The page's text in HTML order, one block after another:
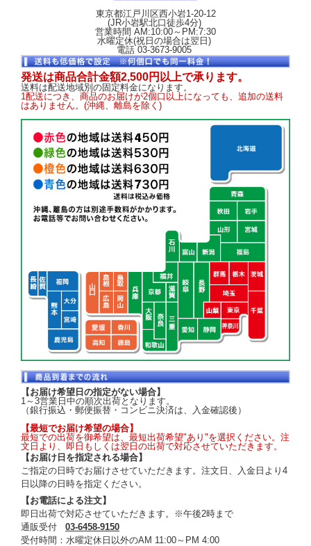
東京都江戸川区西小岩1-20-12
(JR小岩駅北口徒歩4分)
営業時間 AM:10:00～PM:7:30
水曜定休(祝日の場合は翌日)
電話 03-3673-9005
発送は商品合計金額2,500円以上で承ります。
送料は配送地域別の固定料金になります。
1配送につき、商品のお届けが2個口以上になっても、追加の送料
はありません。(沖縄、離島を除く)
【お届け希望日の指定がない場合】
1～3営業日中の順次出荷となります。
（銀行振込・郵便振替・コンビニ決済は、入金確認後）
【最短でお届け希望の場合】
最短での出荷を御希望は、最短出荷希望"あり"を選択ください。注
文日より、即日もしくは翌日の出荷で対応させていただきます。
【お届け日を指定される場合】
ご指定の日時でお届けさせていただきます。注文日、入金日より4
日以降の日時を指定ください。
【お電話による注文】
即日出荷で対応させていただきます。※午後2時まで
通販受付 03-6458-9150
受付時間：水曜定休日以外のAM 11:00～PM 4:00